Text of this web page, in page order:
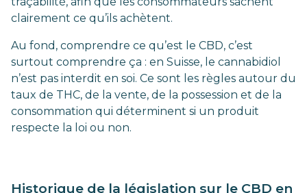
clairement ce qu’ils achètent.
Au fond, comprendre ce qu’est le CBD, c’est
surtout comprendre ça : en Suisse, le cannabidiol
n’est pas interdit en soi. Ce sont les règles autour du
taux de THC, de la vente, de la possession et de la
consommation qui déterminent si un produit
respecte la loi ou non.
Historique de la législation sur le CBD en